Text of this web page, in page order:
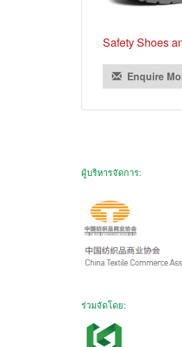
Safety Shoes
Enquire
ผู้บริหารจัดการ:
ร่วมจัดโดย: